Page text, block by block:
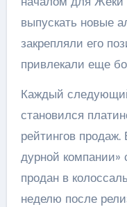
выпускать новые
закрепляли его
привлекали еще
Каждый
становился
рейтингов
дурной
продан в
неделю после